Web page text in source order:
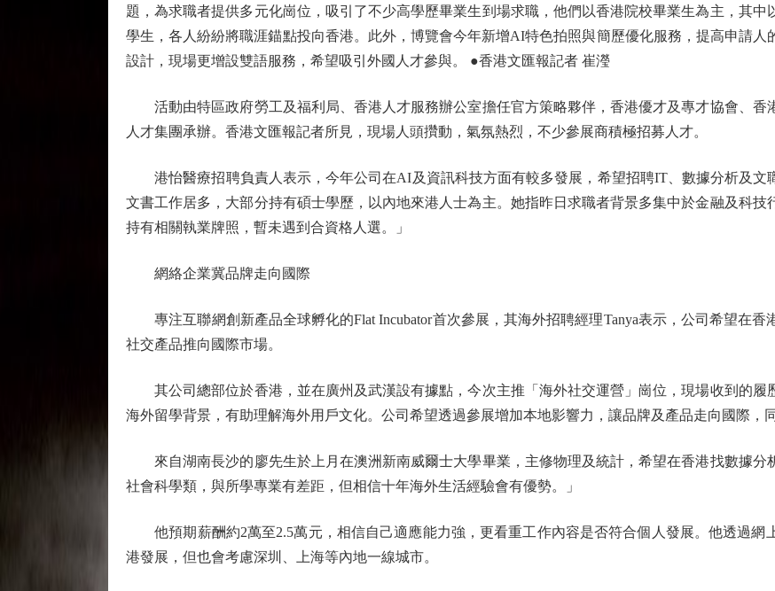
題，為求職者提供多元化崗位，吸引了不少高學歷畢業生到場求職，他們以香港院校畢業生為主，其
學生，各人紛紛將職涯錨點投向香港。此外，博覽會今年新增AI特色拍照與簡歷優化服務，提高申請人
設計，現場更增設雙語服務，希望吸引外國人才參與。 ●香港文匯報記者 崔瀅
活動由特區政府勞工及福利局、香港人才服務辦公室擔任官方策略夥伴，香港優才及專才協會、香
人才集團承辦。香港文匯報記者所見，現場人頭攢動，氣氛熱烈，不少參展商積極招募人才。
港怡醫療招聘負責人表示，今年公司在AI及資訊科技方面有較多發展，希望招聘IT、數據分析及文
文書工作居多，大部分持有碩士學歷，以內地來港人士為主。她指昨日求職者背景多集中於金融及科
持有相關執業牌照，暫未遇到合資格人選。」
網絡企業冀品牌走向國際
專注互聯網創新產品全球孵化的Flat Incubator首次參展，其海外招聘經理Tanya表示，公司希望在香
社交產品推向國際市場。
其公司總部位於香港，並在廣州及武漢設有據點，今次主推「海外社交運營」崗位，現場收到的履
海外留學背景，有助理解海外用戶文化。公司希望透過參展增加本地影響力，讓品牌及產品走向國際，
來自湖南長沙的廖先生於上月在澳洲新南威爾士大學畢業，主修物理及統計，希望在香港找數據分
社會科學類，與所學專業有差距，但相信十年海外生活經驗會有優勢。」
他預期薪酬約2萬至2.5萬元，相信自己適應能力強，更看重工作內容是否符合個人發展。他透過網
港發展，但也會考慮深圳、上海等內地一線城市。